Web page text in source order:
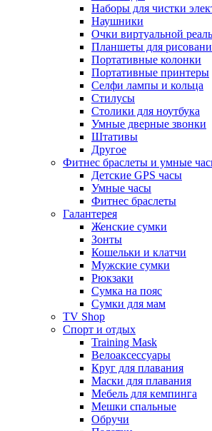
Наборы для чистки
Наушники
Очки виртуальной
Планшеты для
Портативные колонки
Портативные принтеры
Селфи лампы и кольца
Стилусы
Столики для ноутбука
Умные дверные звонки
Штативы
Другое
Фитнес браслеты и умные
Детские GPS часы
Умные часы
Фитнес браслеты
Галантерея
Женские сумки
Зонты
Кошельки и клатчи
Мужские сумки
Рюкзаки
Сумка на пояс
Сумки для мам
TV Shop
Спорт и отдых
Training Mask
Велоаксессуары
Круг для плавания
Маски для плавания
Мебель для кемпинга
Мешки спальные
Обручи